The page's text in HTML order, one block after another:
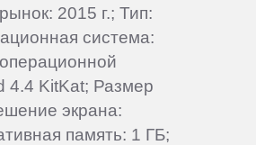
2015 г.; Тип:
система:
4.4 KitKat; Размер
экрана:
память: 1 ГБ;